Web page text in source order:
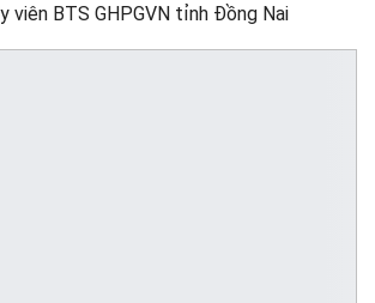
viên BTS GHPGVN tỉnh Đồng Nai